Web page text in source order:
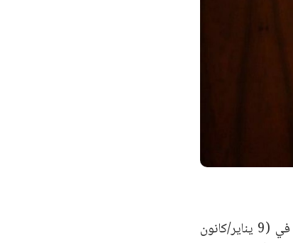
بعد شغور منصب الرئاسة في لبنان لأكثر من عامين، انتخب مجلس النواب اللبناني في (9 يناير/كانون